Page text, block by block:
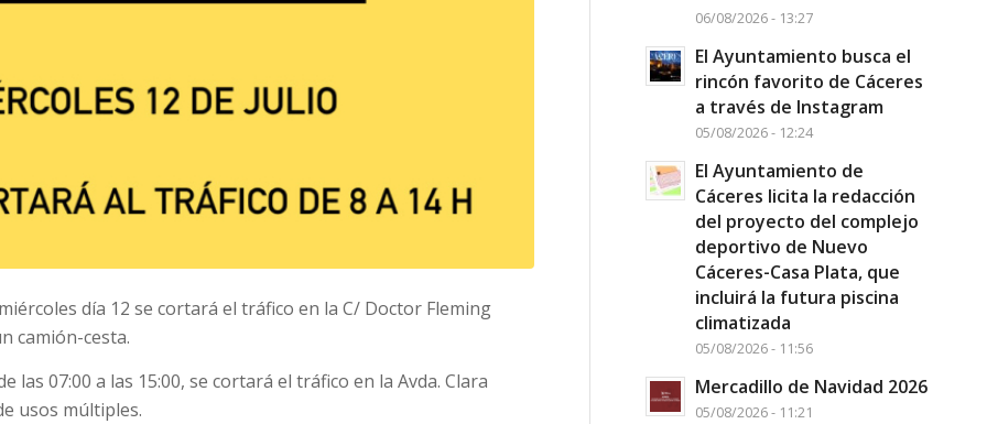
día 12 se cortará el tráfico en la C/ Doctor Fleming
camión-cesta.
las 07:00 a las 15:00, se cortará el tráfico en la Avda. Clara
usos múltiples.
06/08/2026 - 13:27
El Ayuntamiento busca el
rincón favorito de Cáceres
a través de Instagram
05/08/2026 - 12:24
El Ayuntamiento de
Cáceres licita la redacción
del proyecto del complejo
deportivo de Nuevo
Cáceres-Casa Plata, que
incluirá la futura piscina
climatizada
05/08/2026 - 11:56
Mercadillo de Navidad 2026
05/08/2026 - 11:21